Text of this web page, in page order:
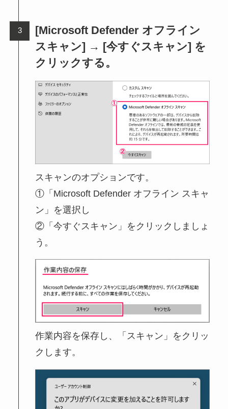
[Microsoft Defender オフライン
スキャン] → [今すぐスキャン] を
クリックする。
スキャンのオプションです。
①「Microsoft Defender オフライン スキャ
ン」を選択し
②「今すぐスキャン」をクリックしましょ
う。
作業内容を保存し、「スキャン」をクリッ
クします。